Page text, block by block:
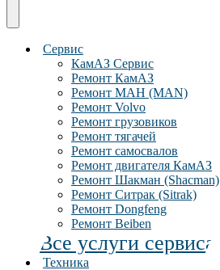
Сервис
КамАЗ Сервис
Ремонт КамАЗ
Ремонт МАН (MAN)
Ремонт Volvo
Ремонт грузовиков
Ремонт тягачей
Ремонт самосвалов
Ремонт двигателя КамАЗ
Ремонт Шакман (Shacman)
Ремонт Ситрак (Sitrak)
Ремонт Dongfeng
Ремонт Beiben
Все услуги сервиса
Техника